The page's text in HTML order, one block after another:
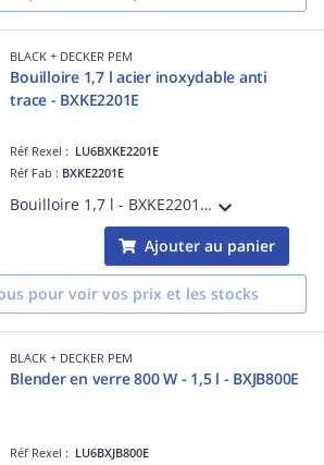
BLACK + DECKER PEM
Bouilloire 1,7 l acier inoxydable anti
trace - BXKE2201E
Réf Rexel : LU6BXKE2201E
Réf Fab : BXKE2201E
Bouilloire 1,7 l - BXKE2201E Puissance : 2 200 W Finition en acier inoxydable anti trace Filtre amovible Niveau d'eau visible Arrêt automatique à ébullition Bouilloire sans fil Interrupteur marche/arrêt LED
Ajouter au panier
pour voir vos prix et les stocks
BLACK + DECKER PEM
Blender en verre 800 W - 1,5 l - BXJB800E
Réf Rexel : LU6BXJB800E